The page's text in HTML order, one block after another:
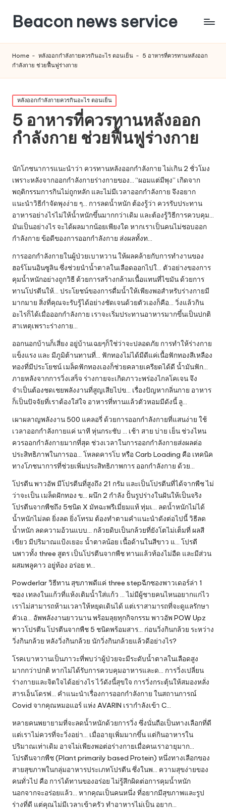
Beacon news service
Home - หลังออกกําลังกายควรกินอะไร ตอนเย็น - 5 อาหารที่ควรทานหลังออก
กำลังกาย ช่วยฟื้นฟูร่างกาย
Posted
in
หลังออกกําลังกายควรกินอะไร ตอนเย็น
5 อาหารที่ควรทานหลังออก
กำลังกาย ช่วยฟื้นฟูร่างกาย
นักโภชนาการแนะนำว่า ควรทานหลังออกกำลังกาย ไม่เกิน 2 ชั่วโมง
เพราะหลังจากออกกำลังกายร่างกายของ… “ผอมแต่มีพุง” เกิดจาก
พฤติกรรมการกินไม่ถูกหลัก และไม่มีเวลาออกกำลังกาย จึงอยาก
แนะนำวิธีกำจัดพุงง่าย ๆ… การลดน้ำหนัก ต้องรู้ว่า ควรรับประทาน
อาหารอย่างไรไม่ให้น้ำหนักขึ้นมากกว่าเดิม และต้องรู้วิธีการควบคุม…
มันเป็นอย่างไร จะได้ผลมากน้อยเพียงใด หากเราเป็นคนไม่ชอบออก
กำลังกาย ข้อดีของการออกกำลังกาย ส่งผลทั้งท…
การออกกำลังกายในผู้ป่วยเบาหวาน ให้ผลคล้ายกับการทำงานของ
ฮอร์โมนอินซูลิน ซึ่งช่วยนำน้ำตาลในเลือดออกไปใ… ตัวอย่างของการ
คุมน้ำหนักอย่างถูกวิธี ด้วยการสร้างกล้ามเนื้อแทนที่ไขมัน ด้วยการ
ทานโปรตีนให้… ประโยชน์ของการดื่มน้ำให้เพียงพอสำหรับร่างกายมี
มากมาย สิ่งที่คุณจะรับรู้ได้อย่างชัดเจนด้วยตัวเองก็คือ… วิ่งแล้วกิน
อะไรก็ได้เมื่อออกกำลังกาย เราจะเริ่มประทานอาหารมากขึ้นเป็นปกติ
สาเหตุเพราะร่างกาย…
ออกนอกบ้านก็เสี่ยง อยู่บ้านเฉยๆก็ใช่ว่าจะปลอดภัย การทำให้ร่างกาย
แข็งแรง และ มีภูมิต้านทานที่… ฟักทองไม่ได้มีดีแค่เนื้อฟักทองสีเหลือง
ทองที่มีประโยชน์ เมล็ดฟักทองเองก็ช่วยคลายเครียดได้ดี น้ำมันฟัก…
ภายหลังจากการวิ่งเสร็จ ร่างกายจะเกิดภาวะพร่องไกลโคเจน จึง
จำเป็นต้องชดเชยพลังงานที่สูญเสียไปข… เรื่องปัญหากลิ่นกาย อาหาร
ก็เป็นปัจจัยที่เราต้องใส่ใจ อาหารที่ทานแล้วตัวหอมมีดังนี้ ลู…
เผาผลาญพลังงาน 500 แคลอรี่ ด้วยการออกกำลังกายที่แสนง่าย ใช้
เวลาออกกำลังกายแค่ นาที หุ่นกระชับ … เช้า สาย บ่าย เย็น ช่วงไหน
ควรออกกำลังกายมากที่สุด ช่วงเวลาในการออกกำลังกายส่งผลต่อ
ประสิทธิภาพในการออ… โหลดคารโบ หรือ Carb Loading คือ เทคนิค
ทางโภชนาการที่ช่วยเพิ่มประสิทธิภาพการ ออกกำลังกาย ด้วย…
โปรตีน พาวอัพ มีโปรตีนที่สูงถึง 21 กรัม และเป็นโปรตีนที่ได้จากพืช ไม่
ว่าจะเป็น เมล็ดฝักทอง ข… ผนึก 2 กำลัง ปั้นรูปร่างในฝันให้เป็นจริง
โปรตีนจากพืชถึง 5ชนิด X มัทฉะพรีเมี่ยมแท้ ทุ่มเ… ลดน้ำหนักไม่ได้
น้ำหนักไม่ลด ยิ่งลด ยิ่งโทรม ต้องทำตามคำแนะนำดังต่อไปนี้ วิธีลด
น้ำหนัก ลดความอ้วนแบบ… กล้วยดิบเป็นกล้วยที่ยังโตไม่เต็มที่ ผลสี
เขียว มีปริมาณแป้งเยอะ น้ำตาลน้อย เนื้อด้านในสีขาว แ… โปรตี
นพาวทั้ง three สูตร เป็นโปรตีนจากพืช ทานแล้วท้องไม่อืด และมีส่วน
ผสมพลูคาว อยู่ท้อง อร่อย ท…
Powderlar วิธีทาน สุขภาพดีแค่ three stepฉีกซองพาวเดอร์ล่า 1
ซอง เทลงในแก้วที่แห้งเติมน้ำใส่แก้ว … ไม่มีผู้ชายคนไหนอยากแก่ไว
เราไม่สามารถห้ามเวลาให้หยุดเดินได้ แต่เราสามารถที่จะดูแลรักษา
ตัวเอ… อัพพลังงานยาวนาน พร้อมลุยทุกกิจกรรม พาวอัพ POW Upz
พาวโปรตีน โปรตีนจากพืช 5 ชนิดพร้อมสาร… ก่อนวิ่งกินกล้วย ระหว่าง
วิ่งกินกล้วย หลังวิ่งกินกล้วย นักวิ่งกินกล้วยแล้วดีอย่างไร?
โรคเบาหวานเป็นภาวะที่พบว่าผู้ป่วยจะมีระดับน้ำตาลในเลือดสูง
มากกว่าปกติ หากไม่ได้รับการควบคุมอาหารและด… การวิ่งเปลี่ยน
ร่างกายและจิตใจได้อย่างไร ไว้ดังนี้สุขใจ การวิ่งกระตุ้นให้สมองหลั่ง
สารเอ็นโดรฟ… คำแนะนำเรื่องการออกกำลังกาย ในสถานการณ์
Covid จากคุณหมอแอร์ แห่ง AVARIN เรากำลังเข้า​ C…
หลายคนพยายามที่จะลดน้ำหนักด้วยการวิ่ง ซึ่งนั่นถือเป็นทางเลือกที่ดี
แต่เราไม่ควรที่จะวิ่งอย่า… เมื่ออายุเพิ่มมากขึ้น แต่กินอาหารใน
ปริมาณเท่าเดิม อาจไม่เพียงพอต่อร่างกายเมื่อคนเราอายุมาก…
โปรตีนจากพืช (Plant primarily based Protein) หนึ่งทางเลือกของ
สายสุขภาพในกลุ่มอาหารประเภทโปรตีน ซึ่งในพ… ความสุขง่ายของ
คนทั่วไป คือ การได้ทานของอร่อย ไม่รู้สึกผิดต่อการคุมน้ำหนัก
นอกจากจะอร่อยแล้ว… หากคุณเป็นคนหนึ่ง ที่อยากมีสุขภาพและรูป
ร่างที่ดี แต่คุณไม่มีเวลาเข้าครัว ทำอาหารไม่เป็น อยาก…